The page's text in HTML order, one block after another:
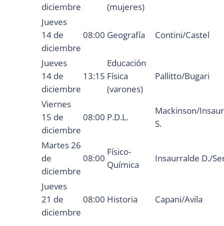
diciembre
(mujeres)
Jueves
14 de
diciembre
08:00 Geografía Contini/Castel
Jueves
14 de
diciembre
13:15
Educación
Física
(varones)
Pallitto/Bugari
Viernes
15 de
diciembre
08:00 P.D.L.
Mackinson/
S.
Martes 26
de
diciembre
08:00
Físico-
Química
Insaurralde D./
Jueves
21 de
diciembre
08:00 Historia Capani/Avila